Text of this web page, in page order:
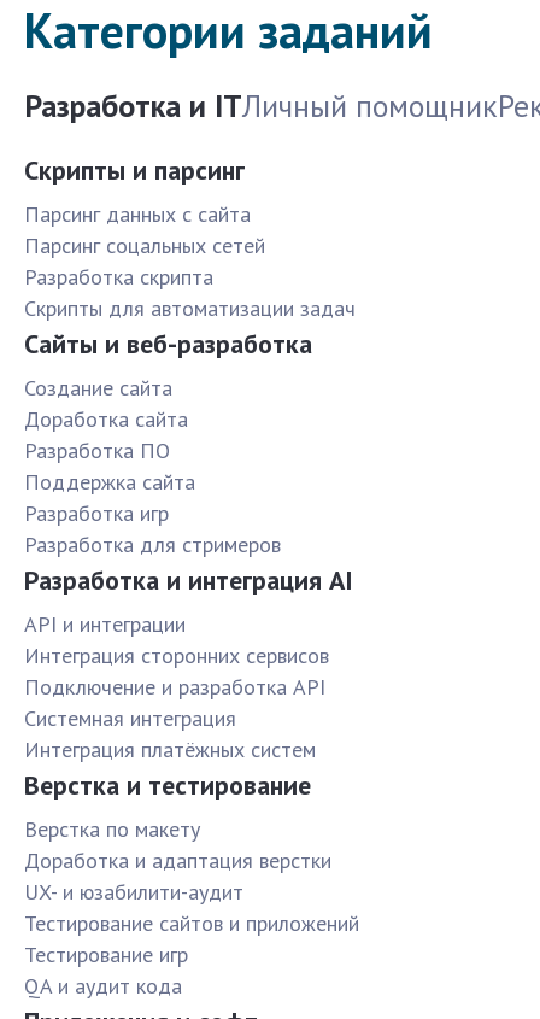
Категории заданий
Разработка и ITЛичный помощник
Скрипты и парсинг
Парсинг данных с сайта
Парсинг соцальных сетей
Разработка скрипта
Скрипты для автоматизации задач
Сайты и веб-разработка
Создание сайта
Доработка сайта
Разработка ПО
Поддержка сайта
Разработка игр
Разработка для стримеров
Разработка и интеграция AI
API и интеграции
Интеграция сторонних сервисов
Подключение и разработка API
Системная интеграция
Интеграция платёжных систем
Верстка и тестирование
Верстка по макету
Доработка и адаптация верстки
UX- и юзабилити-аудит
Тестирование сайтов и приложений
Тестирование игр
QA и аудит кода